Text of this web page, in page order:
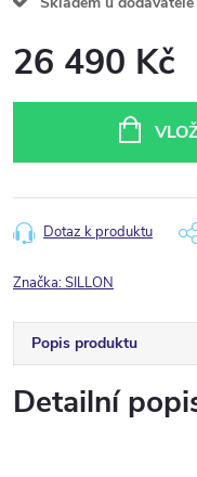
26 490 Kč
Dotaz k produktu
Značka:SILLON
Popis produktu
Detailní